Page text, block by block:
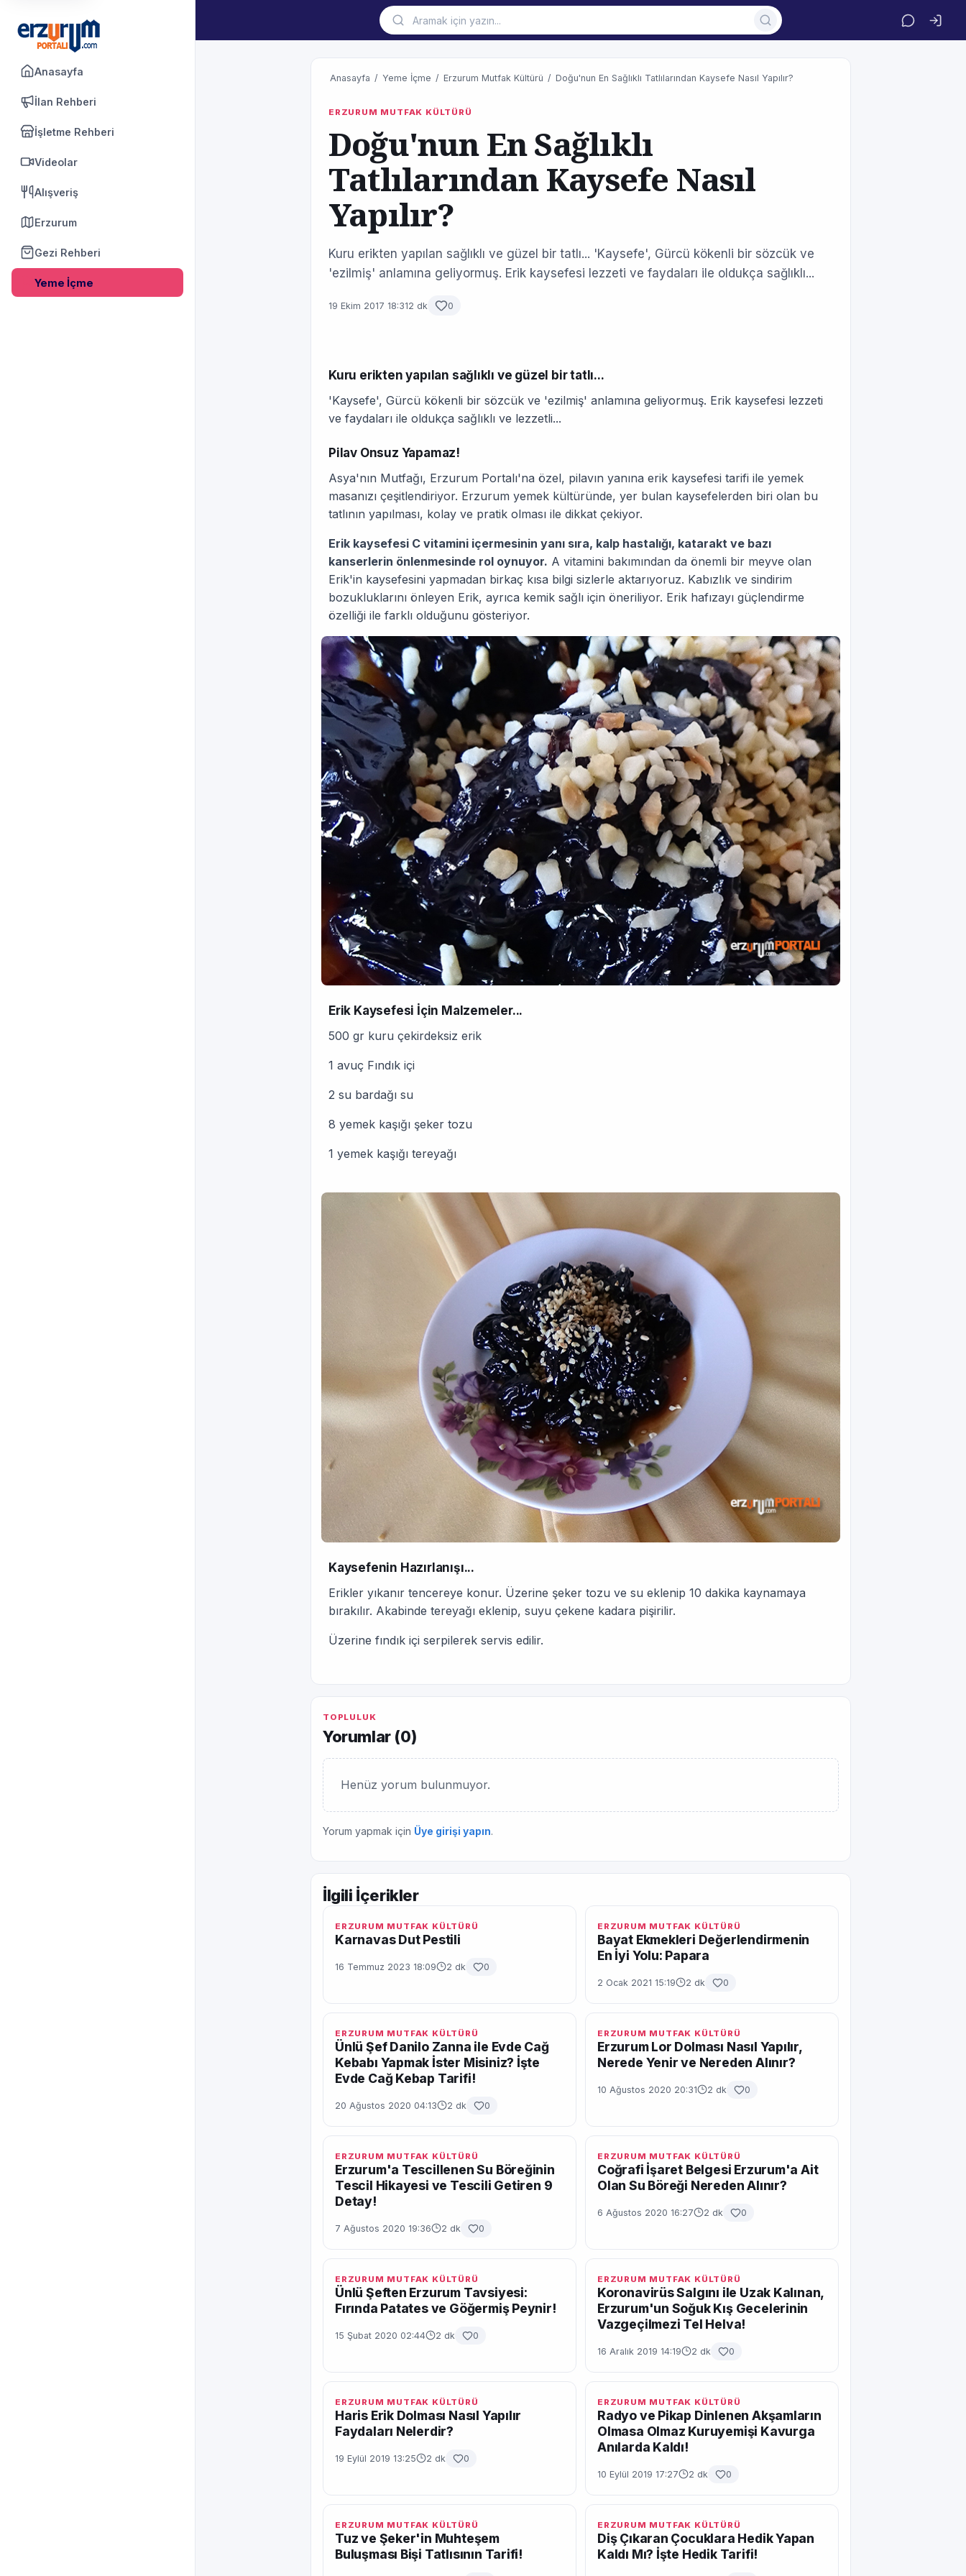
Anasayfa
İlan Rehberi
İşletme Rehberi
Videolar
Alışveriş
Erzurum
Gezi Rehberi
Yeme İçme
Anasayfa / Yeme İçme / Erzurum Mutfak Kültürü / Doğu'nun En Sağlıklı Tatlılarından Kaysefe Nasıl Yapılır?
ERZURUM MUTFAK KÜLTÜRÜ
Doğu'nun En Sağlıklı
Tatlılarından Kaysefe Nasıl
Yapılır?
Kuru erikten yapılan sağlıklı ve güzel bir tatlı... 'Kaysefe', Gürcü kökenli bir sözcük ve
'ezilmiş' anlamına geliyormuş. Erik kaysefesi lezzeti ve faydaları ile oldukça sağlıklı...
19 Ekim 2017 18:312 dk 0
Kuru erikten yapılan sağlıklı ve güzel bir tatlı...
'Kaysefe', Gürcü kökenli bir sözcük ve 'ezilmiş' anlamına geliyormuş. Erik kaysefesi lezzeti
ve faydaları ile oldukça sağlıklı ve lezzetli...
Pilav Onsuz Yapamaz!
Asya'nın Mutfağı, Erzurum Portalı'na özel, pilavın yanına erik kaysefesi tarifi ile yemek
masanızı çeşitlendiriyor. Erzurum yemek kültüründe, yer bulan kaysefelerden biri olan bu
tatlının yapılması, kolay ve pratik olması ile dikkat çekiyor.
Erik kaysefesi C vitamini içermesinin yanı sıra, kalp hastalığı, katarakt ve bazı
kanserlerin önlenmesinde rol oynuyor. A vitamini bakımından da önemli bir meyve olan
Erik'in kaysefesini yapmadan birkaç kısa bilgi sizlerle aktarıyoruz. Kabızlık ve sindirim
bozukluklarını önleyen Erik, ayrıca kemik sağlı için öneriliyor. Erik hafızayı güçlendirme
özelliği ile farklı olduğunu gösteriyor.
Erik Kaysefesi İçin Malzemeler...
500 gr kuru çekirdeksiz erik
1 avuç Fındık içi
2 su bardağı su
8 yemek kaşığı şeker tozu
1 yemek kaşığı tereyağı
Kaysefenin Hazırlanışı...
Erikler yıkanır tencereye konur. Üzerine şeker tozu ve su eklenip 10 dakika kaynamaya
bırakılır. Akabinde tereyağı eklenip, suyu çekene kadara pişirilir.
Üzerine fındık içi serpilerek servis edilir.
TOPLULUK
Yorumlar (0)
Henüz yorum bulunmuyor.
Yorum yapmak için Üye girişi yapın.
İlgili İçerikler
ERZURUM MUTFAK KÜLTÜRÜ
Karnavas Dut Pestili
16 Temmuz 2023 18:09 2 dk 0
ERZURUM MUTFAK KÜLTÜRÜ
Bayat Ekmekleri Değerlendirmenin
En İyi Yolu: Papara
2 Ocak 2021 15:19 2 dk 0
ERZURUM MUTFAK KÜLTÜRÜ
Ünlü Şef Danilo Zanna ile Evde Cağ
Kebabı Yapmak İster Misiniz? İşte
Evde Cağ Kebap Tarifi!
20 Ağustos 2020 04:13 2 dk 0
ERZURUM MUTFAK KÜLTÜRÜ
Erzurum Lor Dolması Nasıl Yapılır,
Nerede Yenir ve Nereden Alınır?
10 Ağustos 2020 20:31 2 dk 0
ERZURUM MUTFAK KÜLTÜRÜ
Erzurum'a Tescillenen Su Böreğinin
Tescil Hikayesi ve Tescili Getiren 9
Detay!
7 Ağustos 2020 19:36 2 dk 0
ERZURUM MUTFAK KÜLTÜRÜ
Coğrafi İşaret Belgesi Erzurum'a Ait
Olan Su Böreği Nereden Alınır?
6 Ağustos 2020 16:27 2 dk 0
ERZURUM MUTFAK KÜLTÜRÜ
Ünlü Şeften Erzurum Tavsiyesi:
Fırında Patates ve Göğermiş Peynir!
15 Şubat 2020 02:44 2 dk 0
ERZURUM MUTFAK KÜLTÜRÜ
Koronavirüs Salgını ile Uzak Kalınan,
Erzurum'un Soğuk Kış Gecelerinin
Vazgeçilmezi Tel Helva!
16 Aralık 2019 14:19 2 dk 0
ERZURUM MUTFAK KÜLTÜRÜ
Haris Erik Dolması Nasıl Yapılır
Faydaları Nelerdir?
19 Eylül 2019 13:25 2 dk 0
ERZURUM MUTFAK KÜLTÜRÜ
Radyo ve Pikap Dinlenen Akşamların
Olmasa Olmaz Kuruyemişi Kavurga
Anılarda Kaldı!
10 Eylül 2019 17:27 2 dk 0
ERZURUM MUTFAK KÜLTÜRÜ
Tuz ve Şeker'in Muhteşem
Buluşması Bişi Tatlısının Tarifi!
ERZURUM MUTFAK KÜLTÜRÜ
Diş Çıkaran Çocuklara Hedik Yapan
Kaldı Mı? İşte Hedik Tarifi!